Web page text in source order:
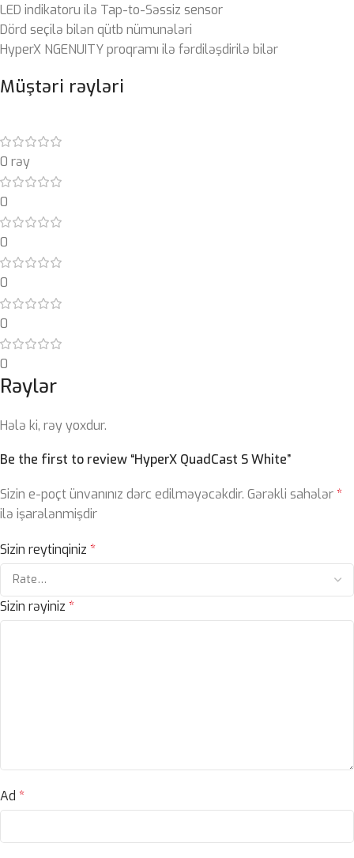
LED indikatoru ilə Tap-to-Səssiz sensor
Dörd seçilə bilən qütb nümunələri
HyperX NGENUITY proqramı ilə fərdiləşdirilə bilər
Müştəri rəyləri
0 rəy
0
0
0
0
0
Rəylər
Hələ ki, rəy yoxdur.
Be the first to review “HyperX QuadCast S White”
Sizin e-poçt ünvanınız dərc edilməyəcəkdir. Gərəkli sahələr*
ilə işarələnmişdir
Sizin reytinqiniz *
Sizin rəyiniz *
Ad *